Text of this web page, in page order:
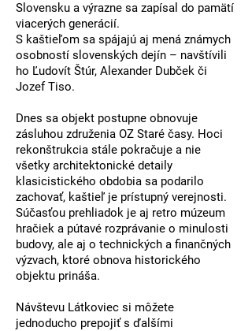
Slovensku a výrazne sa zapísal do pamätí
viacerých generácií.
S kaštieľom sa spájajú aj mená známych
osobností slovenských dejín – navštívili
ho Ľudovít Štúr, Alexander Dubček či
Jozef Tiso.
Dnes sa objekt postupne obnovuje
zásluhou združenia OZ Staré časy. Hoci
rekonštrukcia stále pokračuje a nie
všetky architektonické detaily
klasicistického obdobia sa podarilo
zachovať, kaštieľ je prístupný verejnosti.
Súčasťou prehliadok je aj retro múzeum
hračiek a pútavé rozprávanie o minulosti
budovy, ale aj o technických a finančných
výzvach, ktoré obnova historického
objektu prináša.
Návštevu Látkoviec si môžete
jednoducho prepojiť s ďalšími